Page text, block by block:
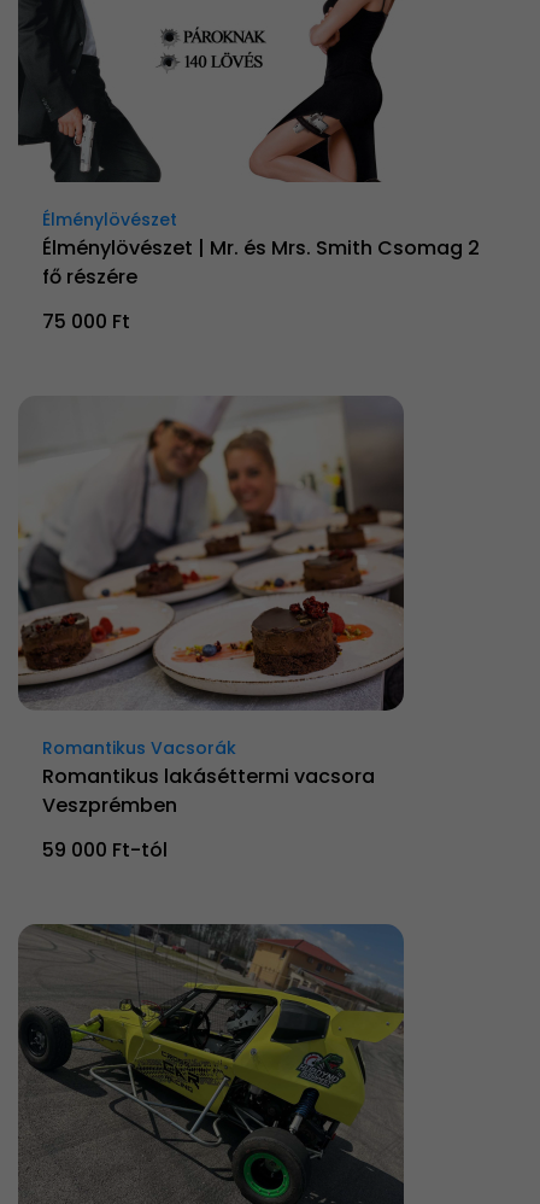
Élménylövészet
Élménylövészet | Mr. és Mrs. Smith Csomag 2
fő részére
75 000 Ft
Romantikus Vacsorák
Romantikus lakáséttermi vacsora
Veszprémben
59 000 Ft-tól